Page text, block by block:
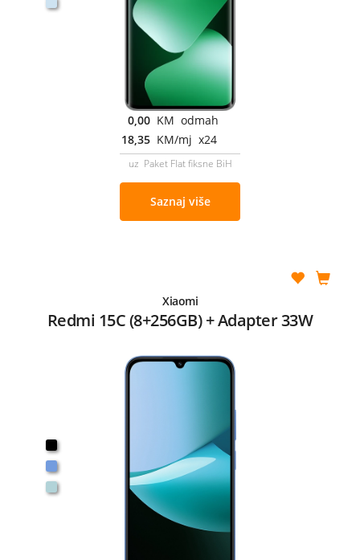
0,00 KM odmah
18,35 KM/mj x24
uz Paket Flat fiksne BiH
Saznaj više
Xiaomi
Redmi 15C (8+256GB) + Adapter 33W